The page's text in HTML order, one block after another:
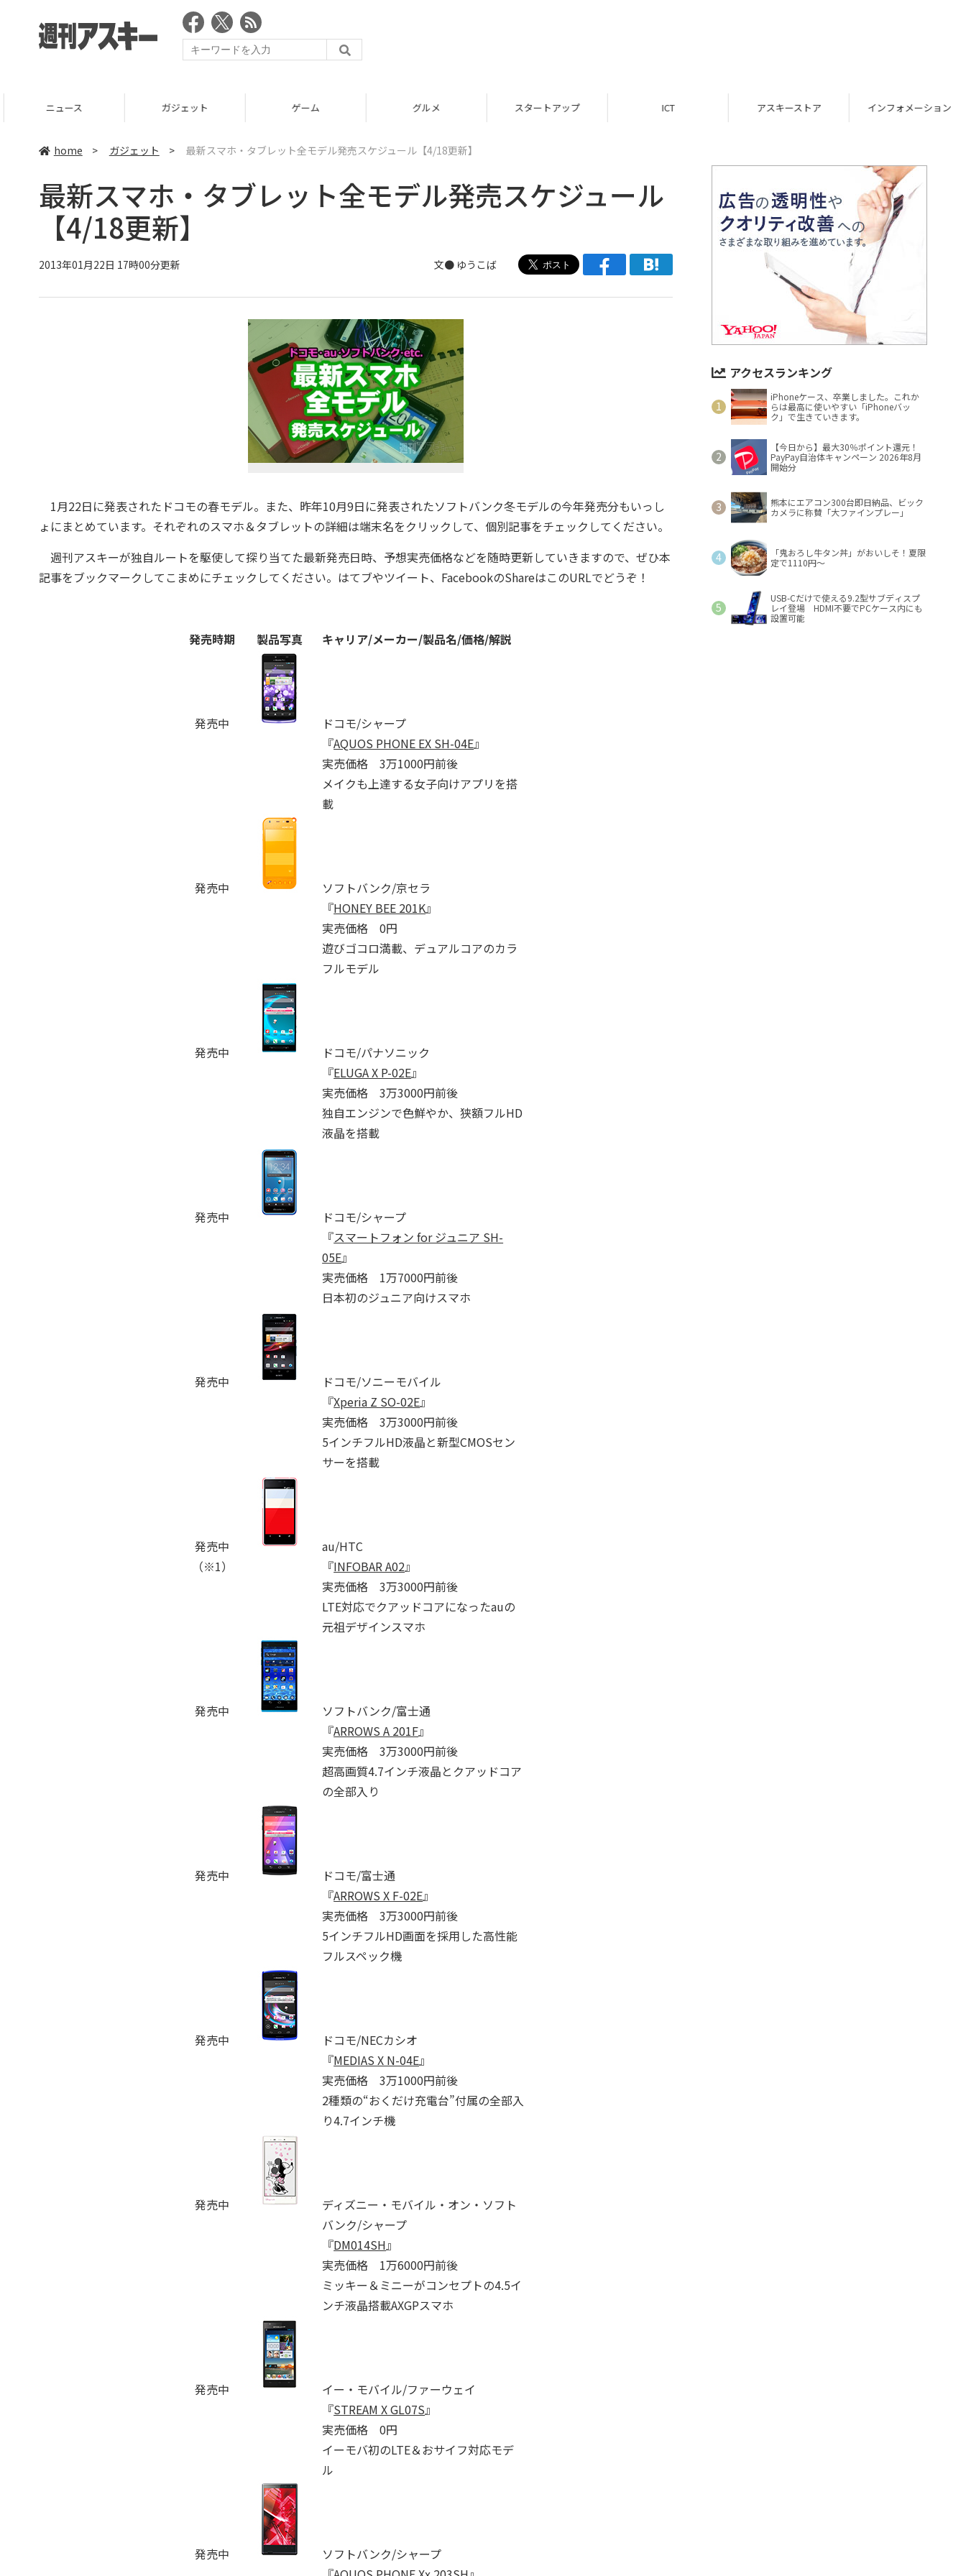
ニュース ガジェット ゲーム グルメ スタートアップ ICT アスキーストア インフォメーション
home > ガジェット > 最新スマホ・タブレット全モデル発売スケジュール【4/18更新】
最新スマホ・タブレット全モデル発売スケジュール
【4/18更新】
2013年01月22日 17時00分更新 文● ゆうこば
1月22日に発表されたドコモの春モデル。また、昨年10月9日に発表されたソフトバンク冬モデルの今年発売分もいっし
ょにまとめています。それぞれのスマホ＆タブレットの詳細は端末名をクリックして、個別記事をチェックしてください。
週刊アスキーが独自ルートを駆使して探り当てた最新発売日時、予想実売価格などを随時更新していきますので、ぜひ本
記事をブックマークしてこまめにチェックしてください。はてブやツイート、FacebookのShareはこのURLでどうぞ！
発売時期 製品写真 キャリア/メーカー/製品名/価格/解説
発売中
ドコモ/シャープ
『AQUOS PHONE EX SH-04E』
実売価格 3万1000円前後
メイクも上達する女子向けアプリを搭
載
発売中
ソフトバンク/京セラ
『HONEY BEE 201K』
実売価格 0円
遊びゴコロ満載、デュアルコアのカラ
フルモデル
発売中
ドコモ/パナソニック
『ELUGA X P-02E』
実売価格 3万3000円前後
独自エンジンで色鮮やか、狭額フルHD
液晶を搭載
発売中
ドコモ/シャープ
『スマートフォン for ジュニア SH-
05E』
実売価格 1万7000円前後
日本初のジュニア向けスマホ
発売中
ドコモ/ソニーモバイル
『Xperia Z SO-02E』
実売価格 3万3000円前後
5インチフルHD液晶と新型CMOSセン
サーを搭載
発売中
（※1）
au/HTC
『INFOBAR A02』
実売価格 3万3000円前後
LTE対応でクアッドコアになったauの
元祖デザインスマホ
発売中
ソフトバンク/富士通
『ARROWS A 201F』
実売価格 3万3000円前後
超高画質4.7インチ液晶とクアッドコア
の全部入り
発売中
ドコモ/富士通
『ARROWS X F-02E』
実売価格 3万3000円前後
5インチフルHD画面を採用した高性能
フルスペック機
発売中
ドコモ/NECカシオ
『MEDIAS X N-04E』
実売価格 3万1000円前後
2種類の“おくだけ充電台”付属の全部入
り4.7インチ機
発売中
ディズニー・モバイル・オン・ソフト
バンク/シャープ
『DM014SH』
実売価格 1万6000円前後
ミッキー＆ミニーがコンセプトの4.5イ
ンチ液晶搭載AXGPスマホ
発売中
イー・モバイル/ファーウェイ
『STREAM X GL07S』
実売価格 0円
イーモバ初のLTE＆おサイフ対応モデ
ル
発売中
ソフトバンク/シャープ
アクセスランキング
iPhoneケース、卒業しました。これか
らは最高に使いやすい「iPhoneバッ
ク」で生きていきます。
【今日から】最大30％ポイント還元！
PayPay自治体キャンペーン 2026年8月
開始分
熊本にエアコン300台即日納品、ビック
カメラに称賛「大ファインプレー」
「鬼おろし牛タン丼」がおいしそ！夏限
定で1110円～
USB-Cだけで使える9.2型サブディスプ
レイ登場 HDMI不要でPCケース内にも
設置可能